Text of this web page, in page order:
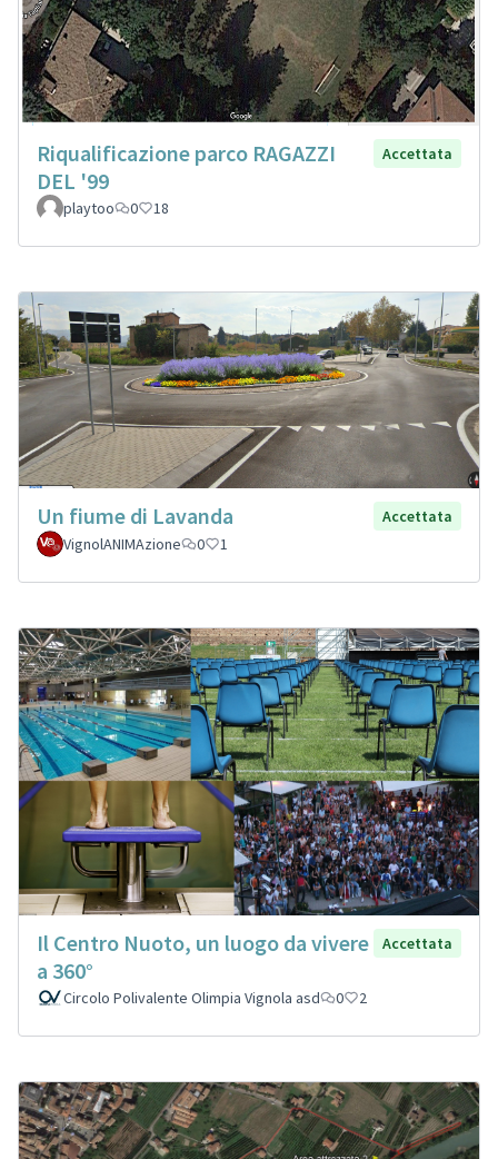
Riqualificazione parco RAGAZZI
DEL '99
Accettata
playtoo 0 18
Un fiume di Lavanda
Accettata
VignolANIMAzione
0 1
Il Centro Nuoto, un luogo da vivere
a 360°
Accettata
Circolo Polivalente Olimpia Vignola asd 0 2